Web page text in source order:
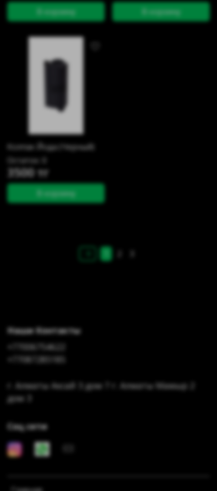
В корзину В корзину
Колпак Йода (Черный)
Остаток: 0
3500 тг
В корзину
Наши Контакты
+77006754622
+77087285185
г. Алматы Аксай 3 дом 7 г. Алматы Мамыр 2
дом 3
Соц сети